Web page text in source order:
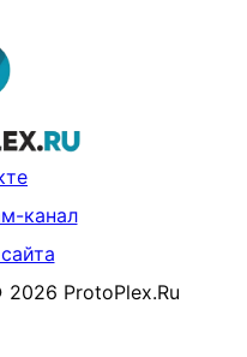
канал
2026 ProtoPlex.Ru